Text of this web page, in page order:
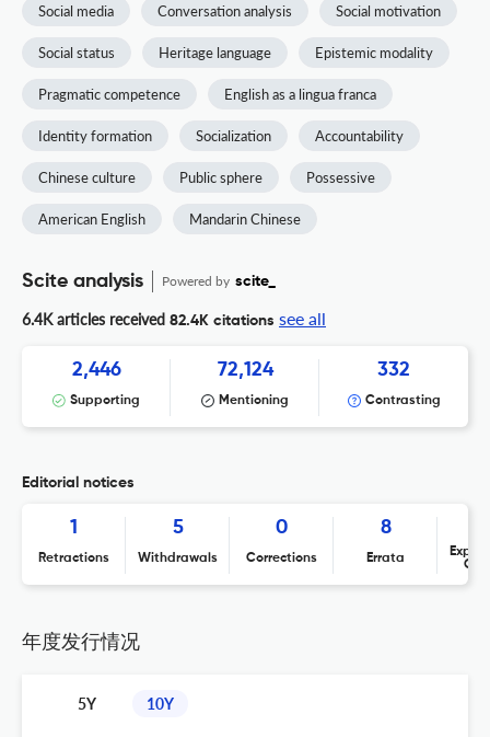
Social media Conversation analysis Social motivation
Social status Heritage language Epistemic modality
Pragmatic competence English as a lingua franca
Identity formation Socialization Accountability
Chinese culture Public sphere Possessive
American English Mandarin Chinese
Scite analysis Powered by scite_
6.4K articles received 82.4K citations see all
2,446
Supporting
72,124
Mentioning
332
Contrasting
Editorial notices
1
Retractions
5
Withdrawals
0
Corrections
8
Errata
年度发行情况
5Y 10Y